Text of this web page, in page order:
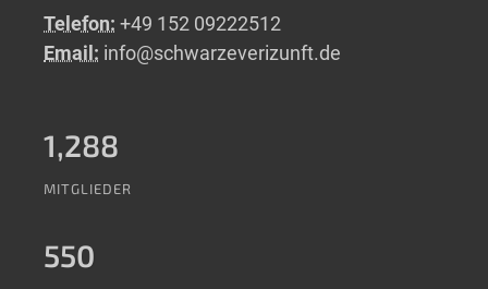
Telefon: +49 152 09222512
Email: info@schwarzeverizunft.de
1,288
MITGLIEDER
550